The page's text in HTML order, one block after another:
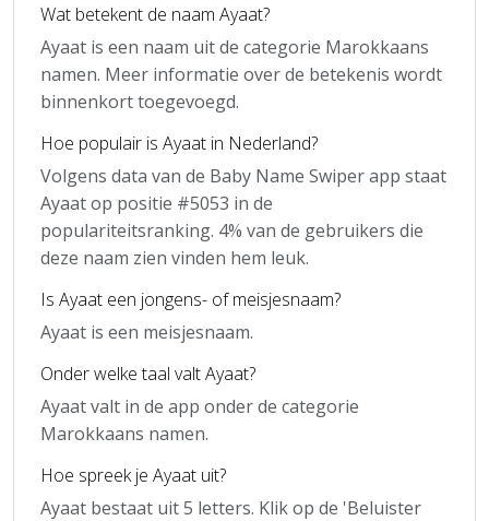
Wat betekent de naam Ayaat?
Ayaat is een naam uit de categorie Marokkaans
namen. Meer informatie over de betekenis wordt
binnenkort toegevoegd.
Hoe populair is Ayaat in Nederland?
Volgens data van de Baby Name Swiper app staat
Ayaat op positie #5053 in de
populariteitsranking. 4% van de gebruikers die
deze naam zien vinden hem leuk.
Is Ayaat een jongens- of meisjesnaam?
Ayaat is een meisjesnaam.
Onder welke taal valt Ayaat?
Ayaat valt in de app onder de categorie
Marokkaans namen.
Hoe spreek je Ayaat uit?
Ayaat bestaat uit 5 letters. Klik op de 'Beluister